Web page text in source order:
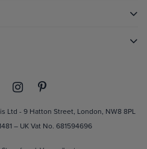
Ltd - 9 Hatton Street, London, NW8 8PL
– UK Vat No. 681594696